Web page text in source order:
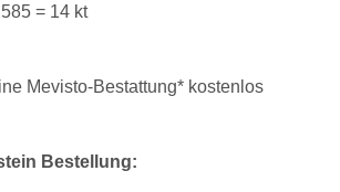
= 14 kt
Mevisto-Bestattung* kostenlos
Bestellung: